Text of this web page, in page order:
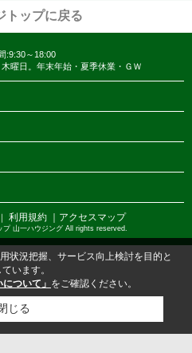
トップに戻る
:9:30～18:00
曜日。年末年始・夏季休業・ＧＷ
｜ 利用規約 ｜アクセスマップ
山一ハウジング All rights reserved.
状況把握、サービス向上検討を目的と
います。
ついて」 をご確認ください。
じる